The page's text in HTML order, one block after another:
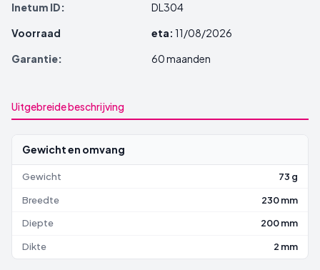
Inetum ID:
DL304
Voorraad
eta: 11/08/2026
Garantie:
60 maanden
Uitgebreide beschrijving
Gewicht en omvang
Gewicht 73 g
Breedte 230 mm
Diepte 200 mm
Dikte 2 mm